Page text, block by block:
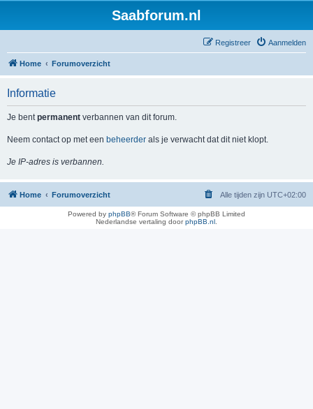
Saabforum.nl
Aanmelden
Registreer
Home Forumoverzicht
Informatie
Je bentpermanent verbannen van dit forum.
Neem contact op met een beheerder als je verwacht dat dit niet klopt.
Je IP-adres is verbannen.
Home Forumoverzicht Alle tijden zijn UTC+02:00
Powered by phpBB® Forum Software © phpBB Limited
Nederlandse vertaling doorphpBB.nl